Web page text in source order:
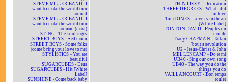
STEVE MILLER BAND - I
want to make the world turn
around
STEVE MILLER BAND - I
want to make the world turn
around (maxi)
STING - The soul cages
STREET BOYS - Red moon
STREET BOYS - Some folks
(come bring your love to me)
STYLISTICS - You are
beautiful
SUGARCUBES - Deus
SUGARCUBES - Hit [White
Label]
SUNSHINE - Come back baby
THIN LIZZY - Dedication
THREE DEGREES - What I did
for love
Tom JONES - Love is in the air
[White Label]
TONTON DAVID - Peuples du
monde
Tracy CHAPMAN - Talkin
'bout a revolution
U2 - Jesus-Christ & John
MELLENCAMP - Do re mi
UB40 - Sing our own song
UB40 - The way you do the
things you do
VAILLANCOURT - Bon temps
rouler